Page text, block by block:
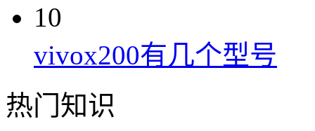
10
vivox200有几个型号
热门知识